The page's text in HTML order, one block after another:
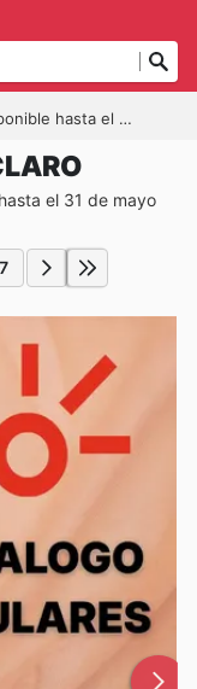
hasta el 31/05/2026
el 31 de mayo
7